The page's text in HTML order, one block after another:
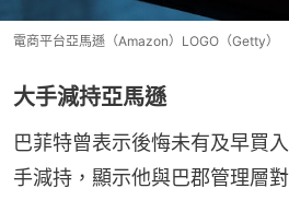
電商平台亞馬遜（Amazon）LOGO（Getty）
大手減持亞馬遜
巴菲特曾表示後悔未有及早買
手減持，顯示他與巴郡管理層